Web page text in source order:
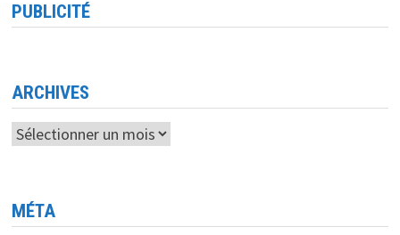
PUBLICITÉ
ARCHIVES
Archives
MÉTA